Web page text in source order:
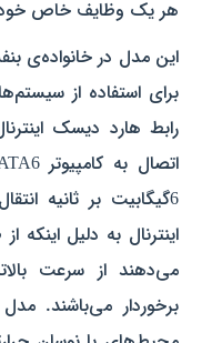
هر یک وظایف خاص خود
برای استفاده از
6گیگابیت بر ثانیه
می‌دهند از سرعت
برخوردار می‌باشند.